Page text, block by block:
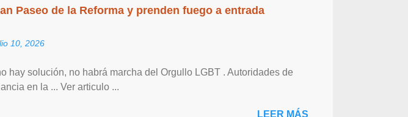
Paseo de la Reforma y prenden fuego a entrada
10, 2026
hay solución, no habrá marcha del Orgullo LGBT . Autoridades de
en la ... Ver articulo ...
LEER MÁS